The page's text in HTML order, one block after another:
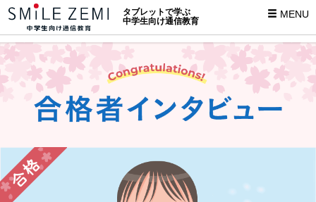
MENU
タブレットで学ぶ
中学生向け通信教育